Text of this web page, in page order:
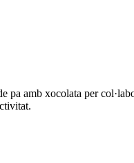
pa amb xocolata per